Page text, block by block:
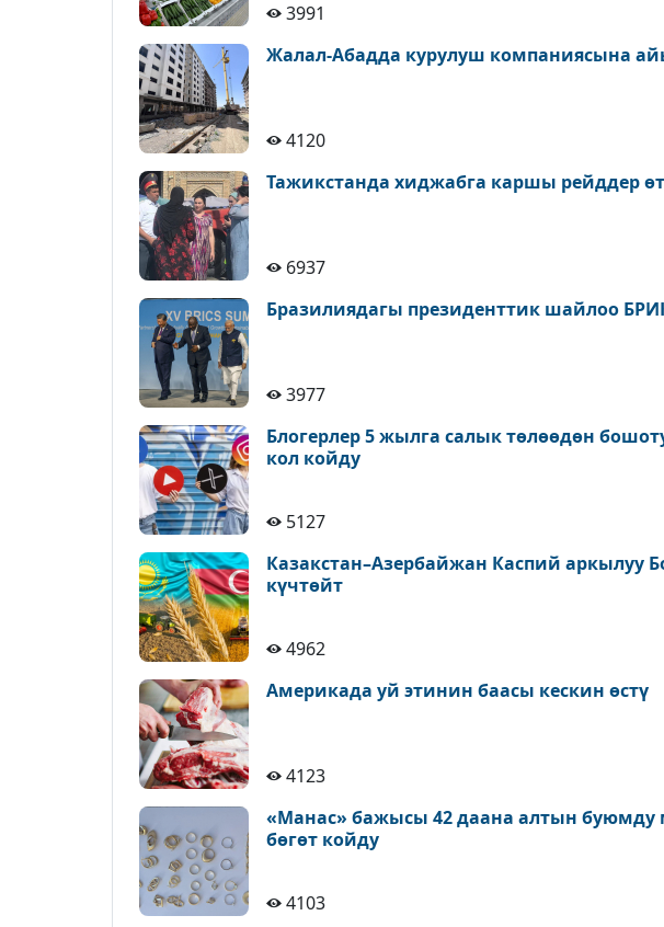
3991
Жалал-Абадда курулуш компаниясына
4120
Тажикстанда хиджабга каршы рейддер
6937
Бразилиядагы президенттик шайлоо
3977
Блогерлер 5 жылга салык төлөөдөн
кол койду
5127
Казакстан–Азербайжан Каспий аркылуу
күчтөйт
4962
Америкада уй этинин баасы кескин өстү
4123
«Манас» бажысы 42 даана алтын
бөгөт койду
4103